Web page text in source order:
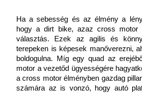
Ha a sebesség és az élmény a
hogy a dirt bike, azaz cross
választás. Ezek az agilis és
terepeken is képesek manőverezni,
boldogulna. Míg egy quad az
motor a vezetőd ügyességére
a cross motor élményben gazdag
számára az is vonzó, hogy autó